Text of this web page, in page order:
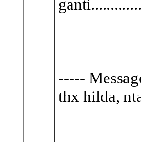
-----
thx hilda,